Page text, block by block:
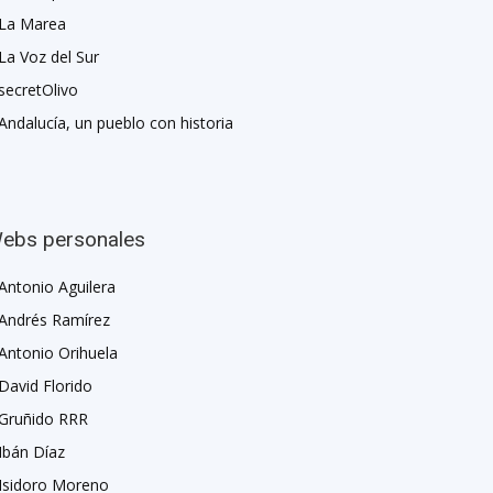
Marea
Voz del Sur
un pueblo con historia
personales
Aguilera
Ramírez
Orihuela
Florido
RRR
Díaz
Moreno